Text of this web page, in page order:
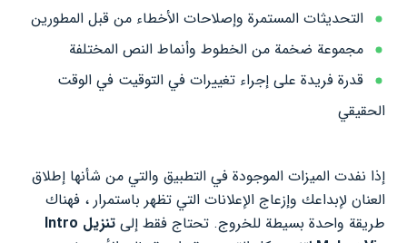
التحديثات المستمرة وإصلاحات الأخطاء من قبل المطورين
مجموعة ضخمة من الخطوط وأنماط النص المختلفة
قدرة فريدة على إجراء تغييرات في التوقيت في الوقت
الحقيقي
إذا نفدت الميزات الموجودة في التطبيق والتي من شأنها إطلاق
العنان لإبداعك وإزعاج الإعلانات التي تظهر باستمرار ، فهناك
طريقة واحدة بسيطة للخروج. تحتاج فقط إلى
تنزيل Intro